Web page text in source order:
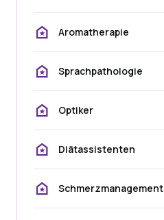
Aromatherapie
Sprachpathologie
Optiker
Diätassistenten
Schmerzmanagement